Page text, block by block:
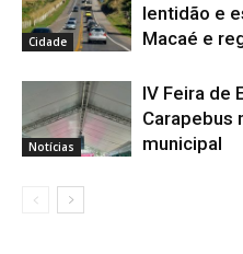
Cidade
lentidão e
Macaé e
Notícias
IV Feira de
Carapebus
municipal